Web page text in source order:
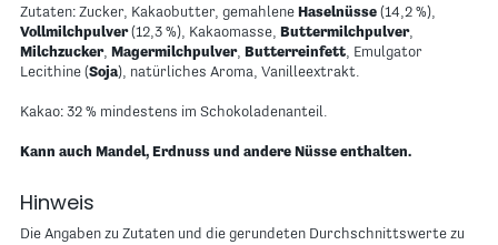
Zutaten: Zucker, Kakaobutter, gemahlene Haselnüsse (14,2 %),
Vollmilchpulver(12,3 %), Kakaomasse, Buttermilchpulver,
Milchzucker, Magermilchpulver, Butterreinfett, Emulgator
Lecithine (Soja), natürliches Aroma, Vanilleextrakt.
Kakao: 32 % mindestens im Schokoladenanteil.
Kann auch Mandel, Erdnuss und andere Nüsse enthalten.
Hinweis
Die Angaben zu Zutaten und die gerundeten Durchschnittswerte zu